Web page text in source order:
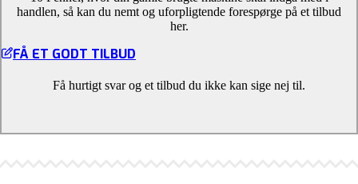
handlen, så kan du nemt og uforpligtende forespørge på et tilbud
her.
FÅ ET GODT TILBUD
Få hurtigt svar og et tilbud du ikke kan sige nej til.